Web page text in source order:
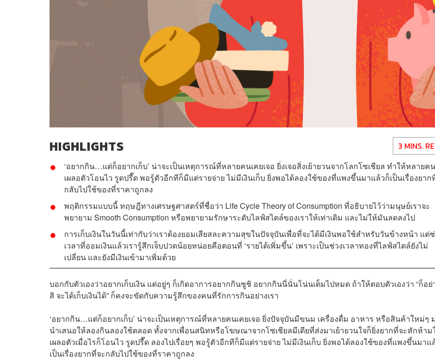
HIGHLIGHTS 3 MINS.
‘อยากกิน…แต่ก็อยากเก็บ’ น่าจะเป็นเหตุการณ์ที่หลายคนเคยเจอ ยิ่งเจอสิ่งเย้ายวนจากโลกโซเชียล ทำให้หลายคน
เผลอตัวโอนไว รูดปรื๊ด พอรู้ตัวอีกทีก็มีแต่รายจ่าย ไม่มีเงินเก็บ ยิ่งพอได้ลองใช้ของที่แพงขึ้นมาแล้วก็เป็นเรื่องยาก
กลับไปใช้ของที่ราคาถูกลง
พฤติกรรมแบบนี้ ทฤษฎีทางเศรษฐศาสตร์ที่ชื่อว่า Life Cycle Theory of Consumption ที่อธิบายไว้ว่ามนุษย์เราจะ
พยายาม Smooth Consumption หรือพยายามรักษาระดับไลฟ์สไตล์ของเราให้เท่าเดิม และไม่ให้มันลดลงไป
การเก็บเงินในวันนี้เท่ากับว่าเราต้องยอมเสียสละความสุขในปัจจุบันเพื่อที่จะได้มีเงินพอใช้สำหรับวันข้างหน้า แต่
เวลาที่ออมเงินแล้วเรารู้สึกเจ็บปวดน้อยหน่อยคือตอนที่ ‘รายได้เพิ่มขึ้น’ เพราะเป็นช่วงเวลาทองที่ไลฟ์สไตล์ยังไม่
เปลี่ยน และยังมีเงินเข้ามาเพิ่มด้วย
บอกกับตัวเองว่าอยากเก็บเงิน แต่อยู่ๆ ก็เกิดอาการอยากกินซูชิ อยากกินนี่นั่นโน่นเต็มไปหมด ถ้าให้ตอบตัวเองว่า “ก็อ
สิ จะได้เก็บเงินได้” ก็คงจะขัดกับความรู้สึกของคนที่รักการกินอย่างเรา
‘อยากกิน…แต่ก็อยากเก็บ’ น่าจะเป็นเหตุการณ์ที่หลายคนเคยเจอ ยิ่งปัจจุบันมีขนม เครื่องดื่ม อาหาร หรือสินค้าใหม่ๆ
นำเสนอให้ลองกินลองใช้ตลอด ทั้งจากเพื่อนสนิทหรือโฆษณาจากโซเชียลมีเดียที่ส่งมาเย้ายวนใจก็ยิ่งยากที่จะหักห้าม
เผลอตัวเมื่อไรก็โอนไว รูดปรื๊ด ลองไปเรื่อยๆ พอรู้ตัวอีกทีก็มีแต่รายจ่าย ไม่มีเงินเก็บ ยิ่งพอได้ลองใช้ของที่แพงขึ้นมาแ
เป็นเรื่องยากที่จะกลับไปใช้ของที่ราคาถูกลง